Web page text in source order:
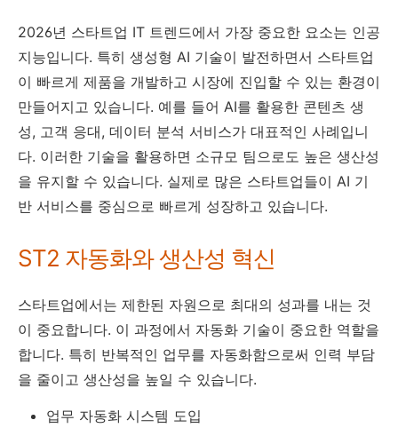
2026년 스타트업 IT 트렌드에서 가장 중요한 요소는 인공
지능입니다. 특히 생성형 AI 기술이 발전하면서 스타트업
이 빠르게 제품을 개발하고 시장에 진입할 수 있는 환경이
만들어지고 있습니다. 예를 들어 AI를 활용한 콘텐츠 생
성, 고객 응대, 데이터 분석 서비스가 대표적인 사례입니
다. 이러한 기술을 활용하면 소규모 팀으로도 높은 생산성
을 유지할 수 있습니다. 실제로 많은 스타트업들이 AI 기
반 서비스를 중심으로 빠르게 성장하고 있습니다.
ST2 자동화와 생산성 혁신
스타트업에서는 제한된 자원으로 최대의 성과를 내는 것
이 중요합니다. 이 과정에서 자동화 기술이 중요한 역할을
합니다. 특히 반복적인 업무를 자동화함으로써 인력 부담
을 줄이고 생산성을 높일 수 있습니다.
업무 자동화 시스템 도입